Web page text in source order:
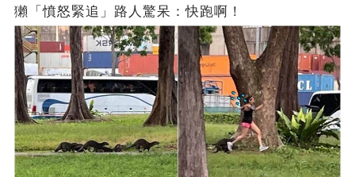
獺「憤怒緊追」路人驚呆：快跑啊！